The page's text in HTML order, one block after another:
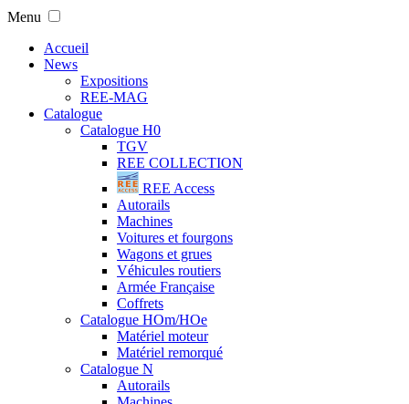
Menu
Accueil
News
Expositions
REE-MAG
Catalogue
Catalogue H0
TGV
REE COLLECTION
REE Access
Autorails
Machines
Voitures et fourgons
Wagons et grues
Véhicules routiers
Armée Française
Coffrets
Catalogue HOm/HOe
Matériel moteur
Matériel remorqué
Catalogue N
Autorails